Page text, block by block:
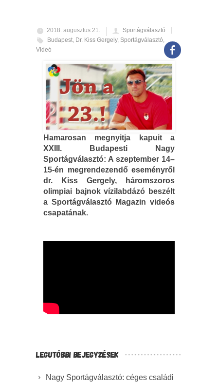
2018. augusztus 21.
Sportágválasztó
Budapest, Dr. Kiss Gergely, Sportágválasztó,
Videó
Hamarosan megnyitja kapuit a
XXIII. Budapesti Nagy
Sportágválasztó: A szeptember 14–
15-én megrendezendő eseményről
dr. Kiss Gergely, háromszoros
olimpiai bajnok vízilabdázó beszélt
a Sportágválasztó Magazin videós
csapatának.
LEGUTÓBBI BEJEGYZÉSEK
Nagy Sportágválasztó: céges családi